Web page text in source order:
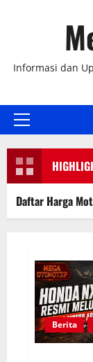
Informasi dan
Primary
Harga Motor
Berita